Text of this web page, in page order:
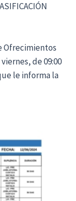
Ofrecimientos
de 09:00
le informa la